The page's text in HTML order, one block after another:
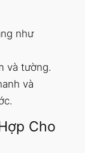
như
và tường.
và
Cho